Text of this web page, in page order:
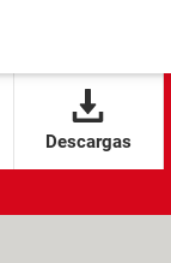
Descargas